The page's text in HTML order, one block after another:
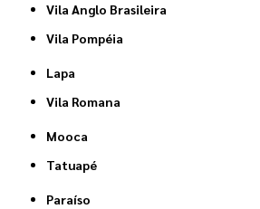
Vila Anglo Brasileira
Vila Pompéia
Lapa
Vila Romana
Mooca
Tatuapé
Paraíso